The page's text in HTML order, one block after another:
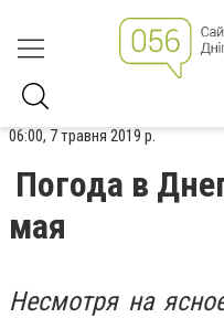
06:00, 7 травня 2019 р.
Погода в
мая
Несмотря на